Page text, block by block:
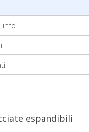
info
espandibili